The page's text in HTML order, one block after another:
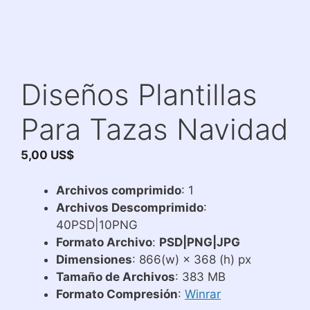
Diseños Plantillas
Para Tazas Navidad
5,00 US$
Archivos comprimido: 1
Archivos Descomprimido:
40PSD|10PNG
Formato Archivo: PSD|PNG|JPG
Dimensiones: 866(w) × 368 (h) px
Tamaño de Archivos: 383 MB
Formato Compresión: Winrar